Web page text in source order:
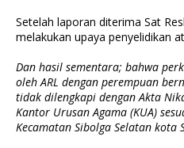
Setelah laporan diterima Sat
melakukan upaya penyelidikan
Dan hasil sementara; bahwa
oleh ARL dengan perempuan
tidak dilengkapi dengan Akta
Kantor Urusan Agama (KUA)
Kecamatan Sibolga Selatan kota